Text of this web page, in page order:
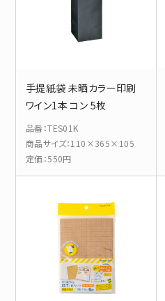
手提紙袋 未晒カラー印刷
ワイン1本 コン 5枚
品番 ：TES01K
商品サイズ：110×365×105
定価：550円